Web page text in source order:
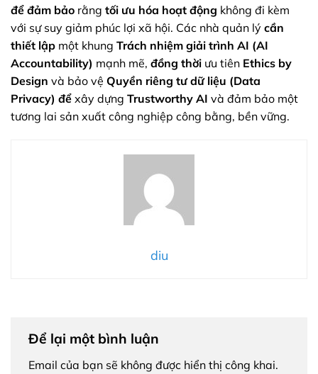
để đảm bảo rằng tối ưu hóa hoạt động không đi kèm
với sự suy giảm phúc lợi xã hội. Các nhà quản lý cần
thiết lập một khung Trách nhiệm giải trình AI (AI
Accountability) mạnh mẽ, đồng thời ưu tiên Ethics by
Design và bảo vệ Quyền riêng tư dữ liệu (Data
Privacy) để xây dựng Trustworthy AI và đảm bảo một
tương lai sản xuất công nghiệp công bằng, bền vững.
diu
Để lại một bình luận
Email của bạn sẽ không được hiển thị công khai.